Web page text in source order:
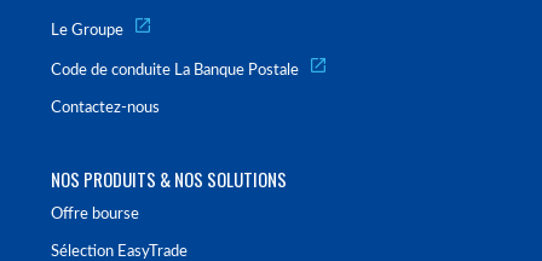
Le Groupe
Code de conduite La Banque Postale
Contactez-nous
NOS PRODUITS & NOS SOLUTIONS
Offre bourse
Sélection EasyTrade